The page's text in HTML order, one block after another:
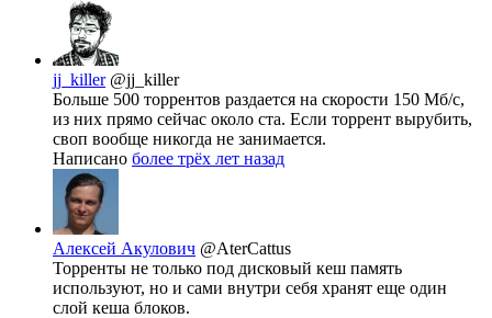
jj_killer @jj_killer
Больше 500 торрентов раздается на скорости 150 Мб/с,
из них прямо сейчас около ста. Если торрент вырубить,
своп вообще никогда не занимается.
Написано более трёх лет назад
Алексей Акулович @AterCattus
Торренты не только под дисковый кеш память
используют, но и сами внутри себя хранят еще один
слой кеша блоков.